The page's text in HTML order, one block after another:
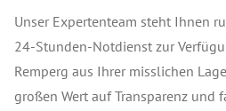
Unser Expertenteam steht Ihnen
24-Stunden-Notdienst zur
Remperg aus Ihrer misslichen
großen Wert auf Transparenz und